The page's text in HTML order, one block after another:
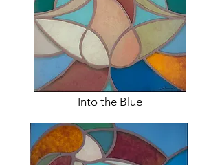
Into the Blue